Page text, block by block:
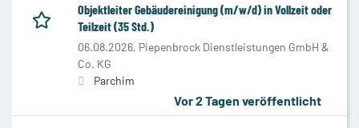
Objektleiter Gebäudereinigung (m/w/d) in Vollzeit oder
Teilzeit (35 Std.)
06.08.2026, Piepenbrock Dienstleistungen GmbH &
Co. KG
Parchim
Vor 2 Tagen veröffentlicht